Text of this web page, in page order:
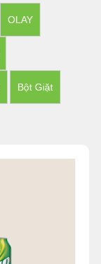
OLAY
Bột Giặt